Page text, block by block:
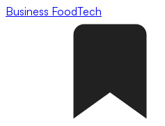
Business FoodTech